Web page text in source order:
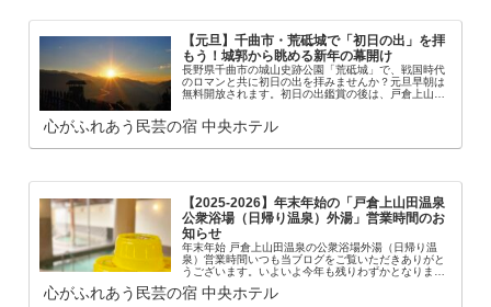
【元旦】千曲市・荒砥城で「初日の出」を拝
もう！城郭から眺める新年の幕開け
長野県千曲市の城山史跡公園「荒砥城」で、戦国時代
のロマンと共に初日の出を拝みませんか？元旦早朝は
無料開放されます。初日の出鑑賞の後は、戸倉上山田
若干の空きがございます！ご予約はお早めに。
心がふれあう民芸の宿 中央ホテル
【2025-2026】年末年始の「戸倉上山田温泉
公衆浴場（日帰り温泉）外湯」営業時間のお
知らせ
年末年始 戸倉上山田温泉の公衆浴場外湯（日帰り温
泉）営業時間いつも当ブログをご覧いただきありがと
うございます。いよいよ今年も残りわずかとなりまし
た。2025（令和7年）-2026（令和8年）年末年始を戸
倉上山田温泉で過ごされる皆様へ、「日帰…
心がふれあう民芸の宿 中央ホテル